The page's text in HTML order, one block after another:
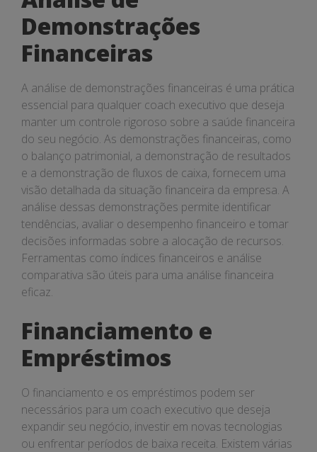
Demonstrações
Financeiras
A análise de demonstrações financeiras é uma prática
essencial para qualquer coach executivo que deseja
manter um controle rigoroso sobre a saúde financeira
do seu negócio. As demonstrações financeiras, como
o balanço patrimonial, a demonstração de resultados
e a demonstração de fluxos de caixa, fornecem uma
visão detalhada da situação financeira da empresa. A
análise dessas demonstrações permite identificar
tendências, avaliar o desempenho financeiro e tomar
decisões informadas sobre a alocação de recursos.
Ferramentas como índices financeiros e análise
comparativa são úteis para uma análise financeira
eficaz.
Financiamento e
Empréstimos
O financiamento e os empréstimos podem ser
necessários para um coach executivo que deseja
expandir seu negócio, investir em novas tecnologias
ou enfrentar períodos de baixa receita. Existem várias